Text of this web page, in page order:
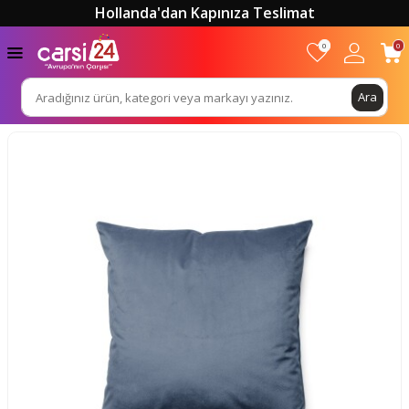
Hollanda'dan Kapınıza Teslimat
Ara
0 0